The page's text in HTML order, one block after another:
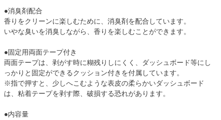
●消臭剤配合
香りをクリーンに楽しむために、消臭剤を配合しています。
いやな臭いを消臭しながら、香りを楽しむことができます。
●固定用両面テープ付き
両面テープは、剥がす時に糊残りしにくく、ダッシュボード等にし
っかりと固定ができるクッション付きを付属しています。
※指で押すと、少しへこむような表皮の柔らかいダッシュボード
は、粘着テープを剥す際、破損する恐れがあります。
●内容量